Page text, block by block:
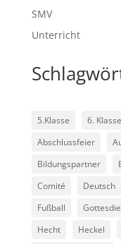
SMV
Unterricht
5.Klasse 6. Klasse
Abschlussfeier
Bildungspartner
Comité
Deutsch
Fußball
Hecht
Heckel